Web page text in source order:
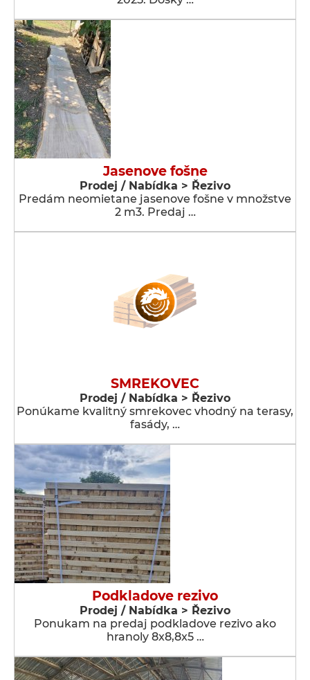
Jasenove fošne
Prodej / Nabídka > Řezivo
Predám neomietane jasenove fošne v množstve
2 m3. Predaj …
SMREKOVEC
Prodej / Nabídka > Řezivo
Ponúkame kvalitný smrekovec vhodný na terasy,
fasády, …
Podkladove rezivo
Prodej / Nabídka > Řezivo
Ponukam na predaj podkladove rezivo ako
hranoly 8x8,8x5 …